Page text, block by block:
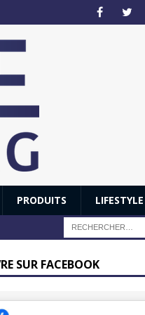
PRODUITS LIFESTYLE
SUR FACEBOOK